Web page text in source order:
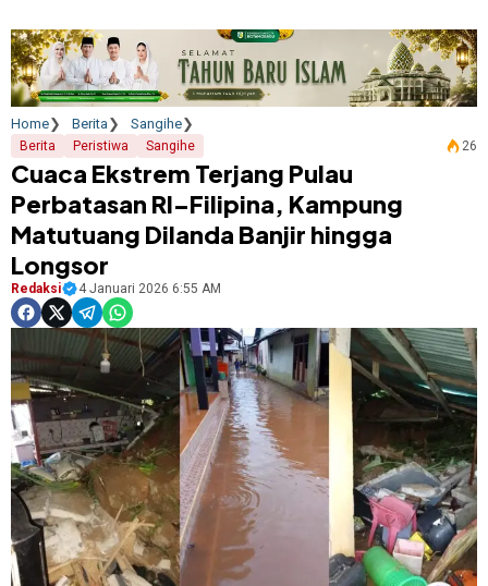
Home Berita Sangihe
Berita Peristiwa Sangihe 26
Cuaca Ekstrem Terjang Pulau
Perbatasan RI–Filipina, Kampung
Matutuang Dilanda Banjir hingga
Longsor
Redaksi 4 Januari 2026 6:55 AM